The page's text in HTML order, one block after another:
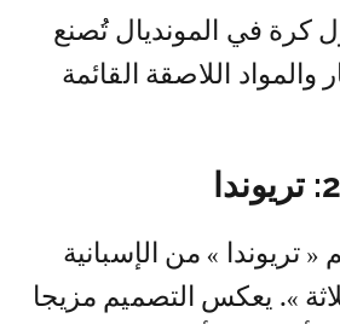
كرة في المونديال تُصنع
والمواد اللاصقة القائمة
تريوندا » من الإسبانية
». يعكس التصميم مزيجا